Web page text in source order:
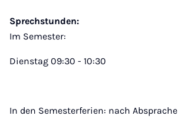
Sprechstunden:
Im Semester:
Dienstag 09:30 - 10:30
In den Semesterferien: nach Absprache